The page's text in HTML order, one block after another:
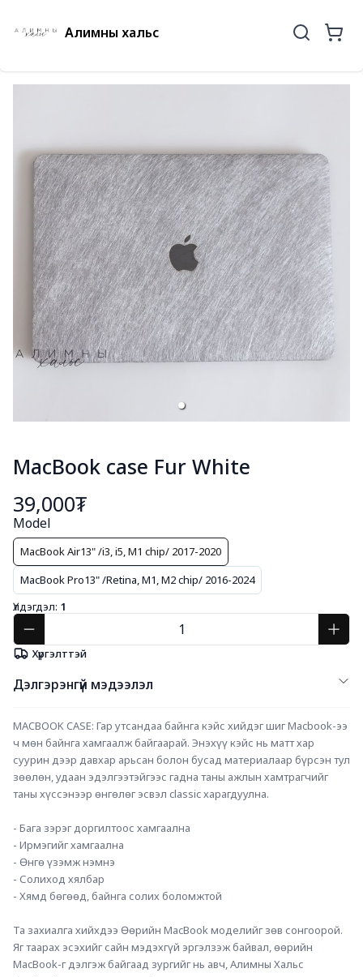
Алимны хальс
MacBook case Fur White
39,000₮
Model
MacBook Air13" /i3, i5, M1 chip/ 2017-2020
MacBook Pro13" /Retina, M1, M2 chip/ 2016-2024
Үлдэгдэл: 1
Хүргэлттэй
Дэлгэрэнгүй мэдээлэл
MACBOOK CASE: Гар утсандаа байнга кэйс хийдэг шиг Macbook-ээ
ч мөн байнга хамгаалж байгаарай. Энэхүү кэйс нь матт хар
суурин дээр давхар арьсан болон бусад материалаар бүрсэн тул
зөөлөн, удаан эдэлгээтэйгээс гадна таны ажлын хамтрагчийг
таны хүссэнээр өнгөлөг эсвэл classic харагдуулна.
- Бага зэрэг доргилтоос хамгаална
- Ирмэгийг хамгаална
- Өнгө үзэмж нэмнэ
- Солиход хялбар
- Хямд бөгөөд, байнга солих боломжтой
Та захиалга хийхдээ Өөрийн MacBook моделийг зөв сонгоорой.
Яг таарах эсэхийг сайн мэдэхгүй эргэлзэж байвал, өөрийн
MacBook-г дэлгэж байгаад зургийг нь авч, Алимны Хальс